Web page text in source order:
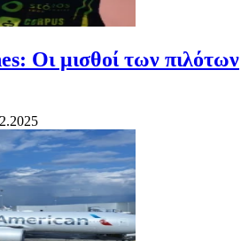
Οι μισθοί των πιλότων